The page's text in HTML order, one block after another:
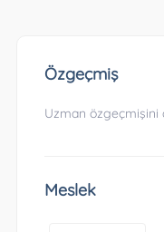
Özgeçmiş
Uzman özgeçmişini
Meslek